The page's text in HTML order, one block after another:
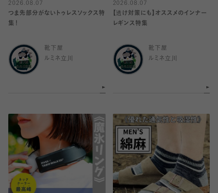
2026.08.07
つま先部分がないトゥレスソックス特
集！
靴下屋
ルミネ立川
2026.08.07
【透け対策にも】オススメのインナー
レギンス特集
靴下屋
ルミネ立川